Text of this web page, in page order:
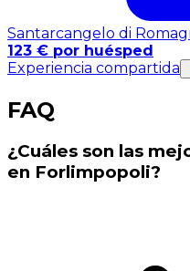
Santarcangelo di
123 € por huésped
Experiencia compartida
FAQ
¿Cuáles son las
en Forlimpopoli?